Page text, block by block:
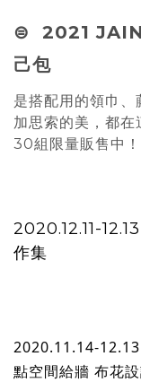
⊜ 2021
己包
是搭配用的領巾
加思索的美，都
30組限量販售中！
2020.12.11-
作集
2020.11.14-
點空間給牆 布花